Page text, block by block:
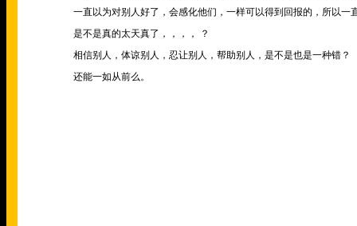
一直以为对别人好了，会感化他们，一样可以得到回报的，所以一
是不是真的太天真了，，，，
？
相信别人，体谅别人，忍让别人，帮助别人，是不是也是一种错？
还能一如从前么。